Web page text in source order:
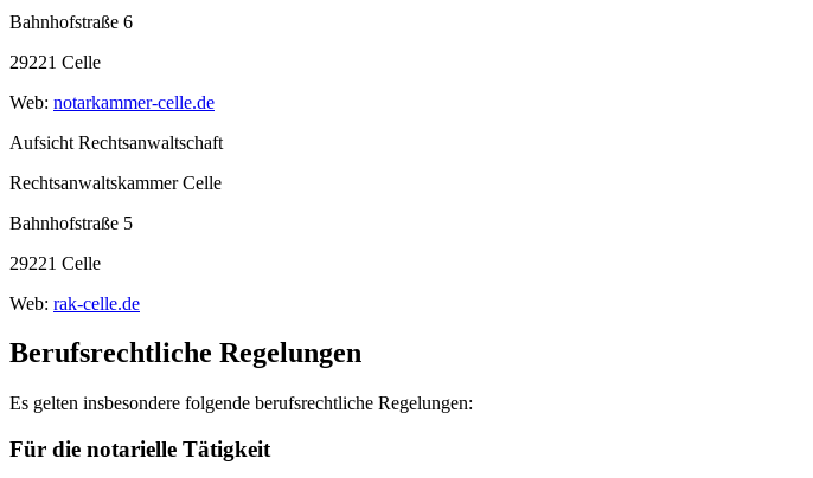
Bahnhofstraße 6
29221 Celle
Web: notarkammer-celle.de
Aufsicht Rechtsanwaltschaft
Rechtsanwaltskammer Celle
Bahnhofstraße 5
29221 Celle
Web: rak-celle.de
Berufsrechtliche Regelungen
Es gelten insbesondere folgende berufsrechtliche Regelungen:
Für die notarielle Tätigkeit